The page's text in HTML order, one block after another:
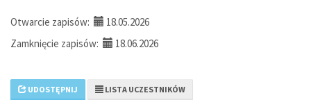
Otwarcie zapisów:
18.05.2026
Zamknięcie zapisów:
18.06.2026
UDOSTĘPNIJ LISTA UCZESTNIKÓW